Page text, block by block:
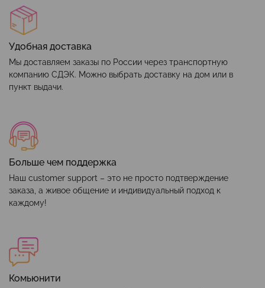
Удобная доставка
Мы доставляем заказы по России через транспортную
компанию СДЭК. Можно выбрать доставку на дом или в
пункт выдачи.
Больше чем поддержка
Наш customer support – это не просто подтверждение
заказа, а живое общение и индивидуальный подход к
каждому!
Комьюнити